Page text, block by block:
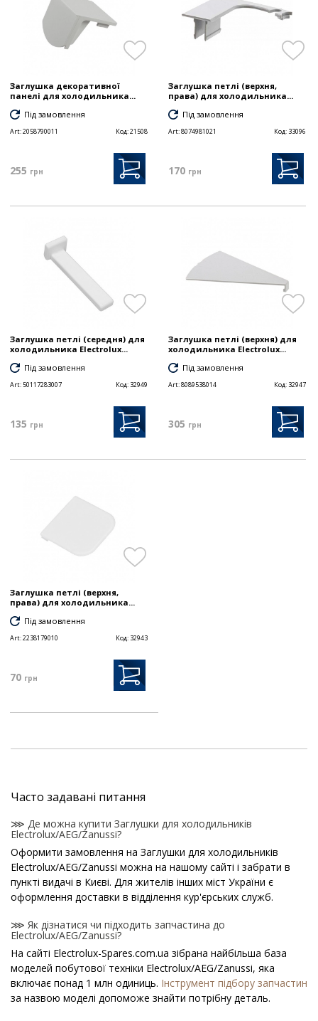
Заглушка декоративної
панелі для холодильника...
Під замовлення
Art:2058790011 Код:21508
255 грн
Заглушка петлі (верхня,
права) для холодильника...
Під замовлення
Art:8074981021 Код: 33096
170 грн
Заглушка петлі (середня) для
холодильника Electrolux...
Під замовлення
Art:50117283007 Код: 32949
135 грн
Заглушка петлі (верхня) для
холодильника Electrolux...
Під замовлення
Art:8089538014 Код: 32947
305 грн
Заглушка петлі (верхня,
права) для холодильника...
Під замовлення
Art:2238179010 Код: 32943
70 грн
Часто задавані питання
⋙ Де можна купити Заглушки для холодильників
Electrolux/AEG/Zanussi?
Оформити замовлення на Заглушки для холодильників
Electrolux/AEG/Zanussi можна на нашому сайті і забрати в
пункті видачі в Києві. Для жителів інших міст України є
оформлення доставки в відділення кур'єрських служб.
⋙ Як дізнатися чи підходить запчастина до
Electrolux/AEG/Zanussi?
На сайті Electrolux-Spares.com.ua зібрана найбільша база
моделей побутової техніки Electrolux/AEG/Zanussi, яка
включає понад 1 млн одиниць. Інструмент підбору запчастин
за назвою моделі допоможе знайти потрібну деталь.